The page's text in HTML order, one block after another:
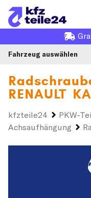
Fahrzeug auswählen
RENAULT
kfzteile24 PKW-
Achsaufhängung